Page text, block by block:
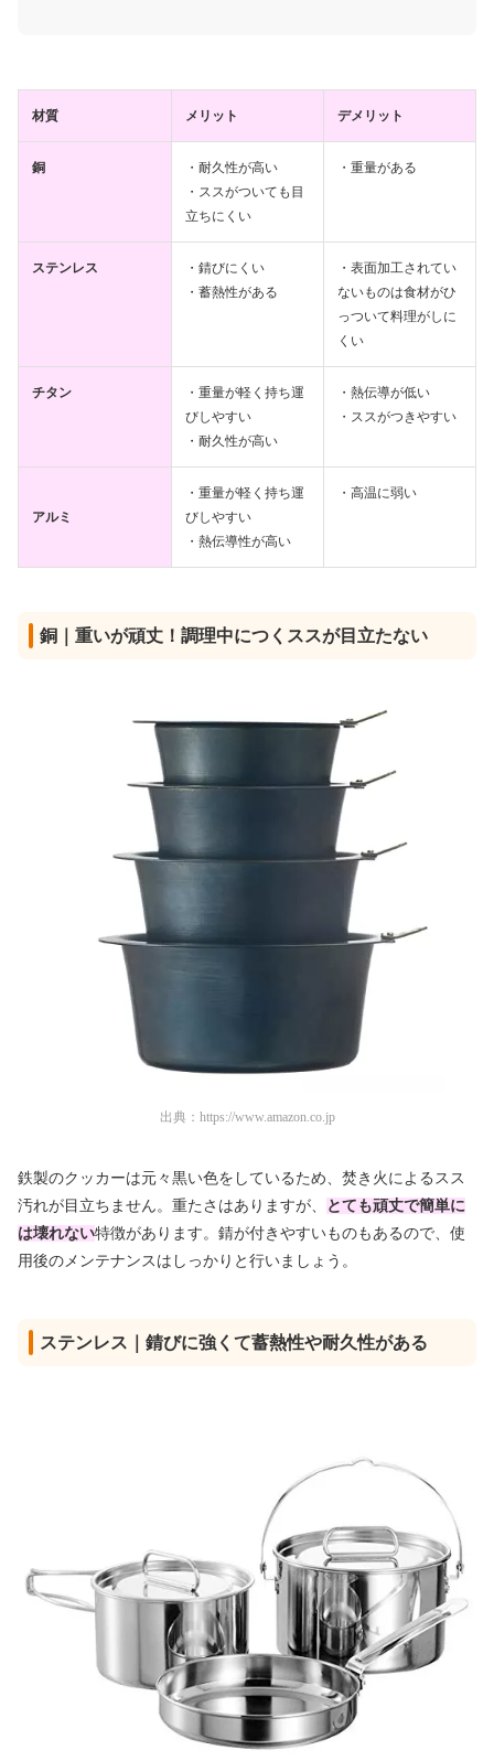
材質 メリット デメリット
銅
・耐久性が高い
・ススがついても目
立ちにくい
・重量がある
ステンレス
・錆びにくい
・蓄熱性がある
・表面加工されてい
ないものは食材がひ
っついて料理がしに
くい
チタン
・重量が軽く持ち運
びしやすい
・耐久性が高い
・熱伝導が低い
・ススがつきやすい
アルミ
・重量が軽く持ち運
びしやすい
・熱伝導性が高い
・高温に弱い
銅｜重いが頑丈！調理中につくススが目立たない
出典： https://www.amazon.co.jp
鉄製のクッカーは元々黒い色をしているため、焚き火によるスス
汚れが目立ちません。重たさはありますが、
とても頑丈で簡単に
は壊れない特徴があります。錆が付きやすいものもあるので、使
用後のメンテナンスはしっかりと行いましょう。
ステンレス｜錆びに強くて蓄熱性や耐久性がある